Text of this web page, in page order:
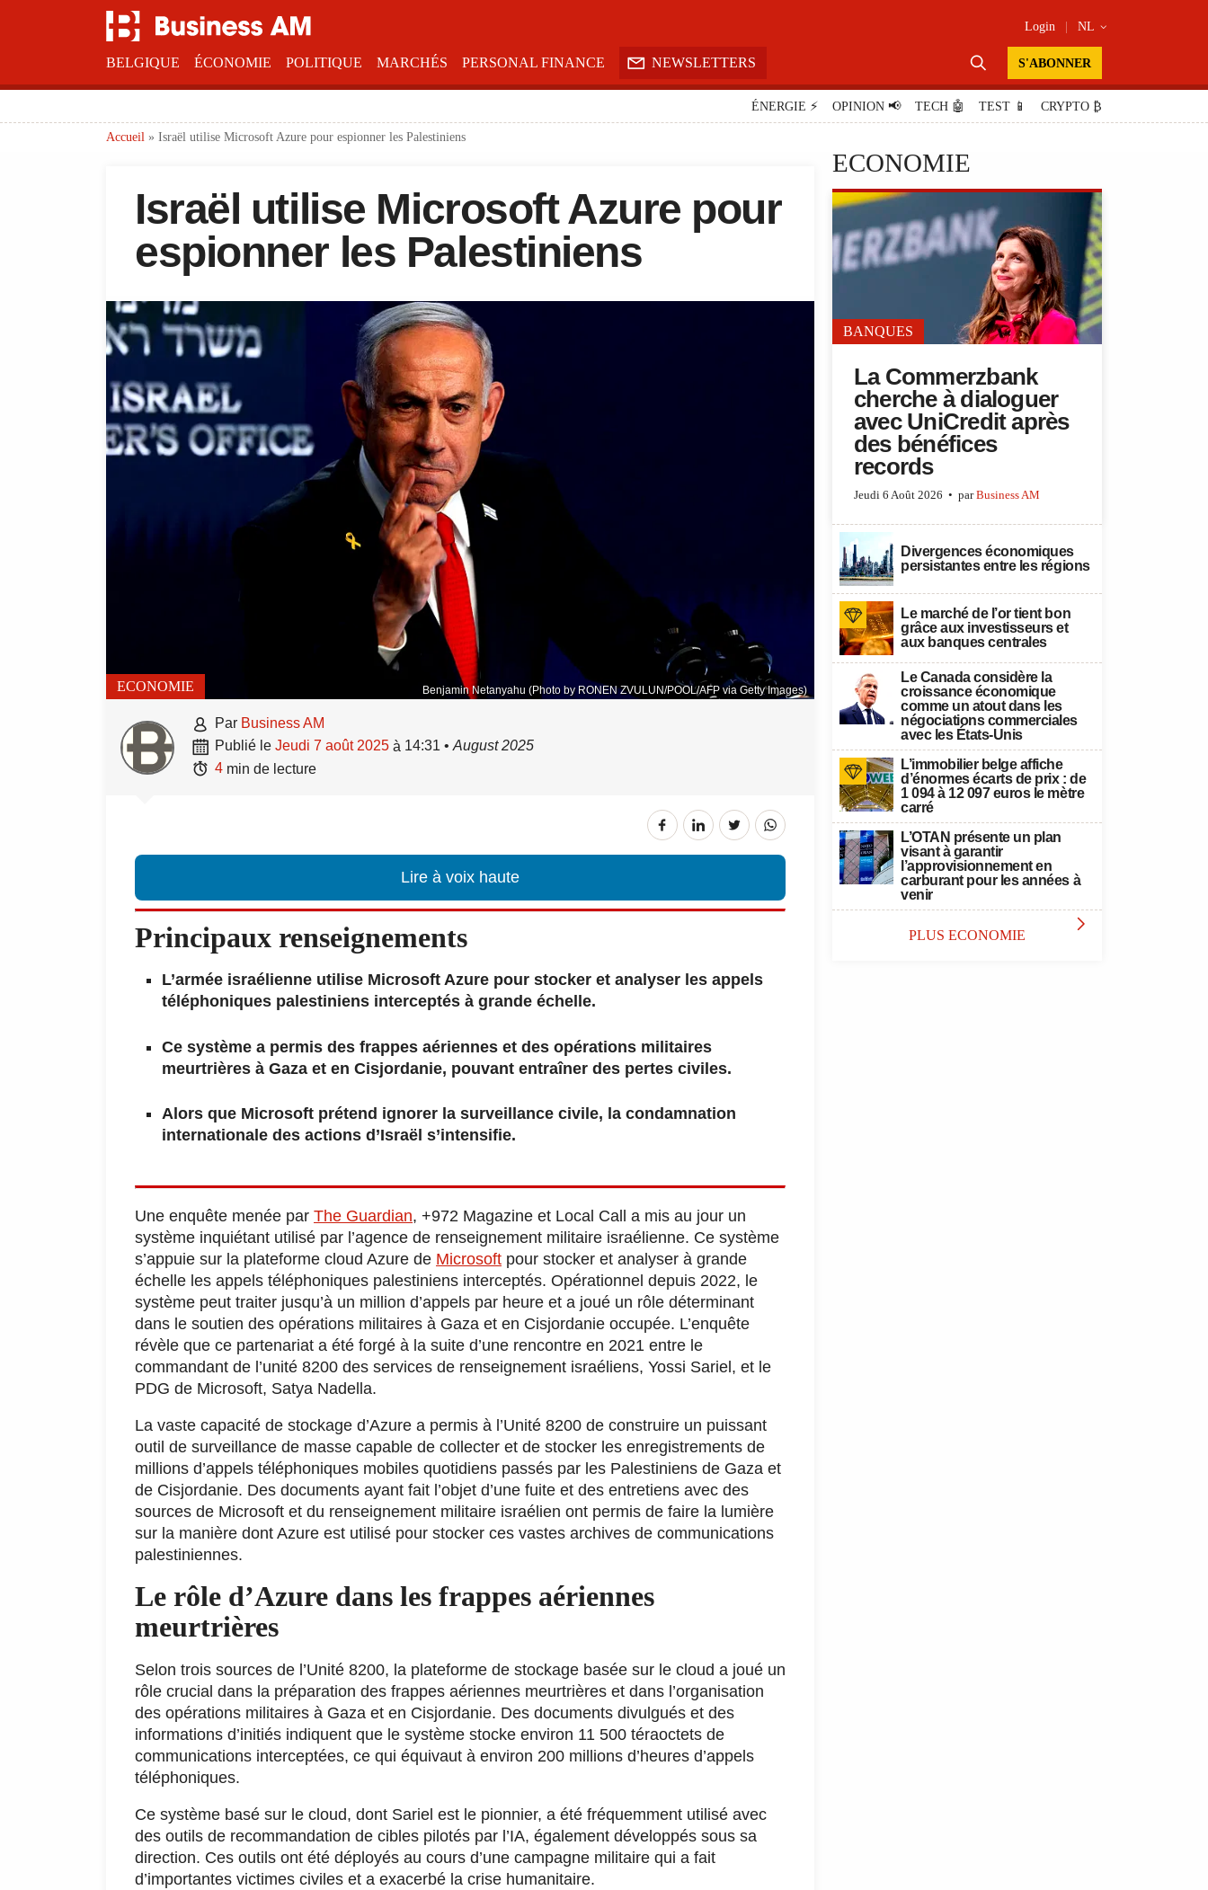
Login | NL 
BELGIQUE ÉCONOMIE POLITIQUE MARCHÉS PERSONAL FINANCE  NEWSLETTERS  S'ABONNER
ÉNERGIE ⚡ OPINION 📢 TECH 🤖 TEST 📱 CRYPTO ₿
Accueil » Israël utilise Microsoft Azure pour espionner les Palestiniens
Israël utilise Microsoft Azure pour
espionner les Palestiniens
Benjamin Netanyahu (Photo by RONEN ZVULUN/POOL/AFP via Getty Images)
ECONOMIE
 par Business AM
 publié le jeudi 7 août 2025 à 14:31 • August 2025
 4 min de lecture
Lire à voix haute
Principaux renseignements
L’armée israélienne utilise Microsoft Azure pour stocker et analyser les appels
téléphoniques palestiniens interceptés à grande échelle.
Ce système a permis des frappes aériennes et des opérations militaires
meurtrières à Gaza et en Cisjordanie, pouvant entraîner des pertes civiles.
Alors que Microsoft prétend ignorer la surveillance civile, la condamnation
internationale des actions d’Israël s’intensifie.
Une enquête menée par The Guardian, +972 Magazine et Local Call a mis au jour un
système inquiétant utilisé par l’agence de renseignement militaire israélienne. Ce système
s’appuie sur la plateforme cloud Azure de Microsoft pour stocker et analyser à grande
échelle les appels téléphoniques palestiniens interceptés. Opérationnel depuis 2022, le
système peut traiter jusqu’à un million d’appels par heure et a joué un rôle déterminant
dans le soutien des opérations militaires à Gaza et en Cisjordanie occupée. L’enquête
révèle que ce partenariat a été forgé à la suite d’une rencontre en 2021 entre le
commandant de l’unité 8200 des services de renseignement israéliens, Yossi Sariel, et le
PDG de Microsoft, Satya Nadella.
La vaste capacité de stockage d’Azure a permis à l’Unité 8200 de construire un puissant
outil de surveillance de masse capable de collecter et de stocker les enregistrements de
millions d’appels téléphoniques mobiles quotidiens passés par les Palestiniens de Gaza et
de Cisjordanie. Des documents ayant fait l’objet d’une fuite et des entretiens avec des
sources de Microsoft et du renseignement militaire israélien ont permis de faire la lumière
sur la manière dont Azure est utilisé pour stocker ces vastes archives de communications
palestiniennes.
Le rôle d’Azure dans les frappes aériennes
meurtrières
Selon trois sources de l’Unité 8200, la plateforme de stockage basée sur le cloud a joué un
rôle crucial dans la préparation des frappes aériennes meurtrières et dans l’organisation
des opérations militaires à Gaza et en Cisjordanie. Des documents divulgués et des
informations d’initiés indiquent que le système stocke environ 11 500 téraoctets de
communications interceptées, ce qui équivaut à environ 200 millions d’heures d’appels
téléphoniques.
Ce système basé sur le cloud, dont Sariel est le pionnier, a été fréquemment utilisé avec
des outils de recommandation de cibles pilotés par l’IA, également développés sous sa
direction. Ces outils ont été déployés au cours d’une campagne militaire qui a fait
d’importantes victimes civiles et a exacerbé la crise humanitaire.
ECONOMIE
BANQUES
La Commerzbank
cherche à dialoguer
avec UniCredit après
des bénéfices
records
Jeudi 6 Août 2026 parBusiness AM
Divergences économiques
persistantes entre les régions
Le marché de l’or tient bon
grâce aux investisseurs et
aux banques centrales
Le Canada considère la
croissance économique
comme un atout dans les
négociations commerciales
avec les États-Unis
L’immobilier belge affiche
d’énormes écarts de prix : de
1 094 à 12 097 euros le mètre
carré
L’OTAN présente un plan
visant à garantir
l’approvisionnement en
carburant pour les années à
venir
PLUS ECONOMIE 